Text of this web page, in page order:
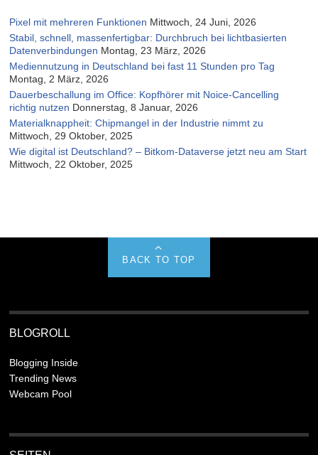
Pixel mit mehreren Funktionen Mittwoch, 24 Juni, 2026
Stabil, schnell, massenfertigbar: Durchbruch bei lichtbasierten
Datenverbindungen Montag, 23 März, 2026
Mediennutzung in Deutschland bei fast 11 Stunden pro Tag
Montag, 2 März, 2026
Dauerbeschallung im Office: Kopfhörer mit Noice-Cancelling
richtig nutzen Donnerstag, 8 Januar, 2026
Materialknappheit: Chipmangel in der Industrie nimmt zu
Mittwoch, 29 Oktober, 2025
Wie digital ist Deutschland? – Bitkom-Dataverse jetzt neu am Start
Mittwoch, 22 Oktober, 2025
BACK TO TOP
BLOGROLL
Blogging Inside
Trending News
Webcam Pool